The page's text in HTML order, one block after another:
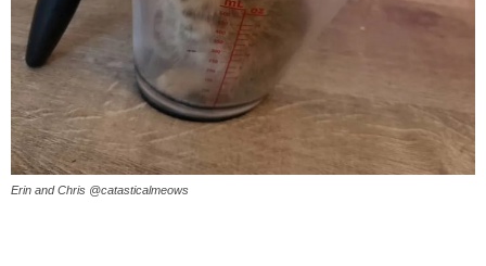
Erin and Chris @catasticalmeows